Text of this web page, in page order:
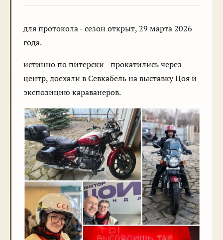
для протокола - сезон открыт, 29 марта 2026
года.
истинно по питерски - прокатились через
центр, доехали в Севкабель на выставку Цоя и
экспозицию караванеров.